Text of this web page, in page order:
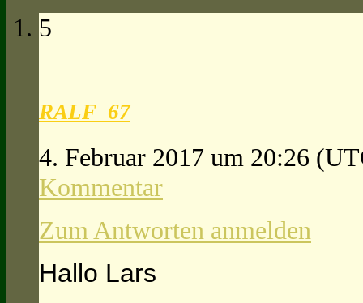
5
RALF_67
4. Februar 2017 um 20:26
Kommentar
Zum Antworten anmelden
Hallo Lars